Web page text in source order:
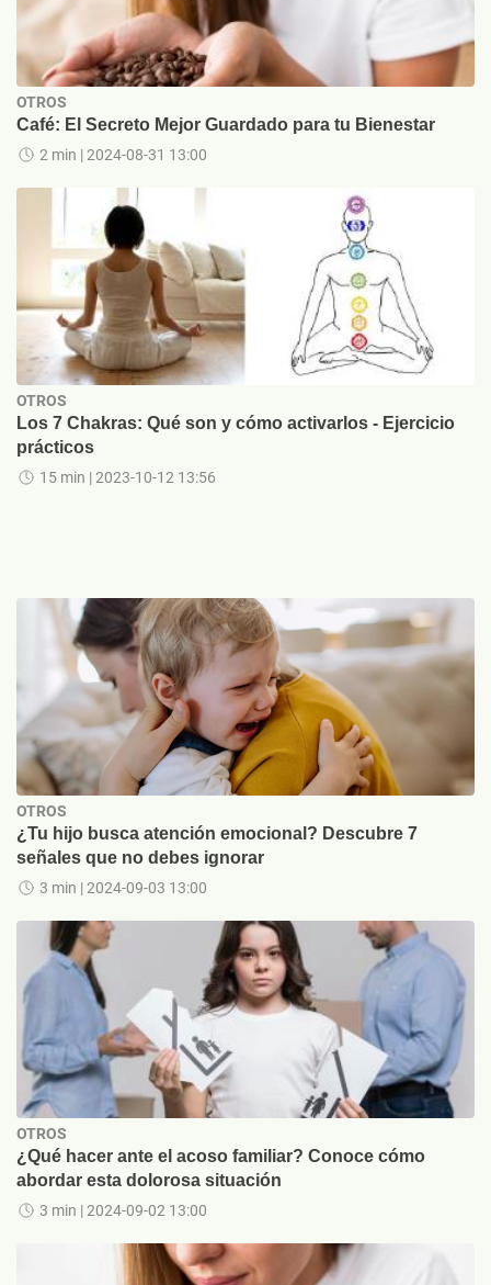
OTROS
Café: El Secreto Mejor Guardado para tu Bienestar
2 min | 2024-08-31 13:00
OTROS
Los 7 Chakras: Qué son y cómo activarlos - Ejercicio
prácticos
15 min | 2023-10-12 13:56
OTROS
¿Tu hijo busca atención emocional? Descubre 7
señales que no debes ignorar
3 min | 2024-09-03 13:00
OTROS
¿Qué hacer ante el acoso familiar? Conoce cómo
abordar esta dolorosa situación
3 min | 2024-09-02 13:00